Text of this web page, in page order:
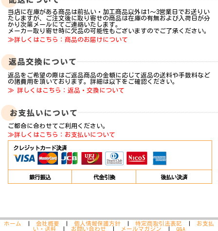
当店に在庫がある商品は前払い・加工商品以外は1～3営業日でお送りい
たしますが、ご注文後に取り寄せの商品は在庫の有無および入荷日が分
かり次第メールにてご連絡いたします。
メーカー取り寄せ時に欠品の可能性もございますのでご了承ください。
≫詳しくはこちら：商品のお届けについて
返品をご希望の際はご返品商品の金額に応じて返品の送料や手数料など
の諸費用を頂いております。詳細は以下をご確認ください。
≫ 詳しくはこちら：返品・交換について
ご都合に合わせてご利用ください。
≫詳しくはこちら：お支払いについて
クレジットカード決済
銀行振込 代金引換 後払い決済
ホーム 会社概要 個人情報保護方針 特定商取引法表記
お支払
い・送料
お問い合わせ メールマガジン Q&A